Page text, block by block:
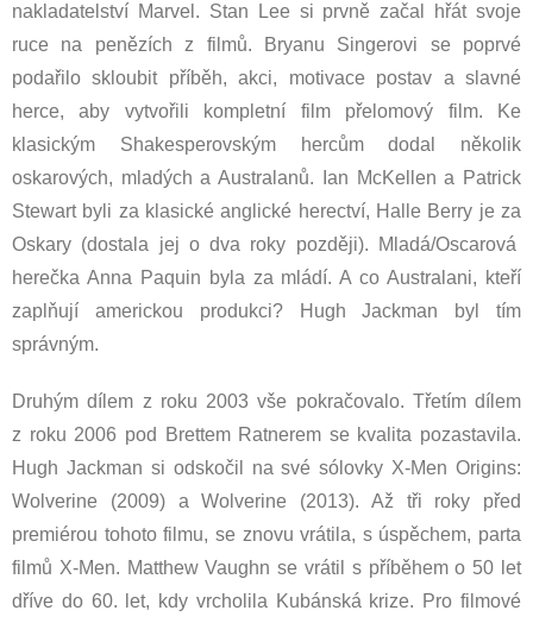
nakladatelství Marvel. Stan Lee si prvně začal hřát svoje
ruce na penězích z filmů. Bryanu Singerovi se poprvé
podařilo skloubit příběh, akci, motivace postav a slavné
herce, aby vytvořili kompletní film přelomový film. Ke
klasickým Shakesperovským hercům dodal několik
oskarových, mladých a Australanů. Ian McKellen a Patrick
Stewart byli za klasické anglické herectví, Halle Berry je za
Oskary (dostala jej o dva roky později). Mladá/Oscarová
herečka Anna Paquin byla za mládí. A co Australani, kteří
zaplňují americkou produkci? Hugh Jackman byl tím
správným.
Druhým dílem z roku 2003 vše pokračovalo. Třetím dílem
z roku 2006 pod Brettem Ratnerem se kvalita pozastavila.
Hugh Jackman si odskočil na své sólovky X-Men Origins:
Wolverine (2009) a Wolverine (2013). Až tři roky před
premiérou tohoto filmu, se znovu vrátila, s úspěchem, parta
filmů X-Men. Matthew Vaughn se vrátil s příběhem o 50 let
dříve do 60. let, kdy vrcholila Kubánská krize. Pro filmové